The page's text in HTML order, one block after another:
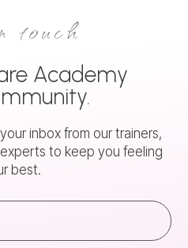
touch
Academy
inbox from our trainers,
to keep you feeling
best.